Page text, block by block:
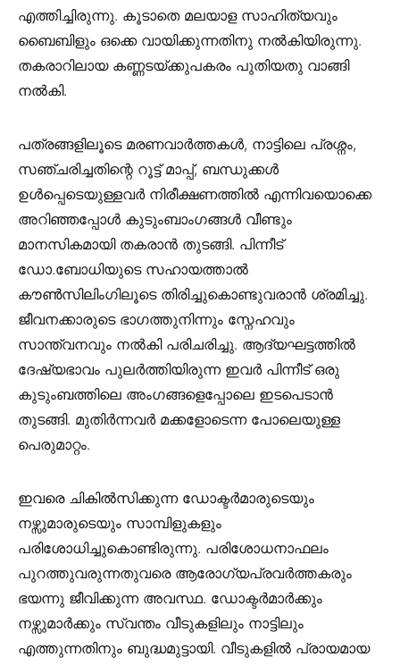
എത്തിച്ചിരുന്നു. കൂടാതെ മലയാള സാഹിത്യവും
ബൈബിളും ഒക്കെ വായിക്കുന്നതിനു നല്‍കിയിരുന്നു.
തകരാറിലായ കണ്ണടയ്ക്കുപകരം പുതിയതു വാങ്ങി
നല്‍കി.
പത്രങ്ങളിലൂടെ മരണവാര്‍ത്തകള്‍, നാട്ടിലെ പ്രശ്നം,
സഞ്ചരിച്ചതിന്റെ റൂട്ട് മാപ്പ്, ബന്ധുക്കള്‍
ഉള്‍പ്പെടെയുള്ളവര്‍ നിരീക്ഷണത്തില്‍ എന്നിവയൊക്കെ
അറിഞ്ഞപ്പോള്‍ കുടുംബാംഗങ്ങള്‍ വീണ്ടും
മാനസികമായി തകരാന്‍ തുടങ്ങി. പിന്നീട്
ഡോ.ബോധിയുടെ സഹായത്താല്‍
കൗണ്‍സിലിംഗിലൂടെ തിരിച്ചുകൊണ്ടുവരാന്‍ ശ്രമിച്ചു.
ജീവനക്കാരുടെ ഭാഗത്തുനിന്നും സ്നേഹവും
സാന്ത്വനവും നല്‍കി പരിചരിച്ചു. ആദ്യഘട്ടത്തില്‍
ദേഷ്യഭാവം പുലര്‍ത്തിയിരുന്ന ഇവര്‍ പിന്നീട് ഒരു
കുടുംബത്തിലെ അംഗങ്ങളെപ്പോലെ ഇടപെടാന്‍
തുടങ്ങി. മുതിര്‍ന്നവര്‍ മക്കളോടെന്ന പോലെയുള്ള
പെരുമാറ്റം.
ഇവരെ ചികില്‍സിക്കുന്ന ഡോക്ടര്‍മാരുടെയും
നഴ്സുമാരുടെയും സാമ്പിളുകളും
പരിശോധിച്ചുകൊണ്ടിരുന്നു. പരിശോധനാഫലം
പുറത്തുവരുന്നതുവരെ ആരോഗ്യപ്രവര്‍ത്തകരും
ഭയന്നു ജീവിക്കുന്ന അവസ്ഥ. ഡോക്ടര്‍മാര്‍ക്കും
നഴ്സുമാര്‍ക്കും സ്വന്തം വീടുകളിലും നാട്ടിലും
എത്തുന്നതിനും ബുദ്ധമുട്ടായി. വീടുകളില്‍ പ്രായമായ